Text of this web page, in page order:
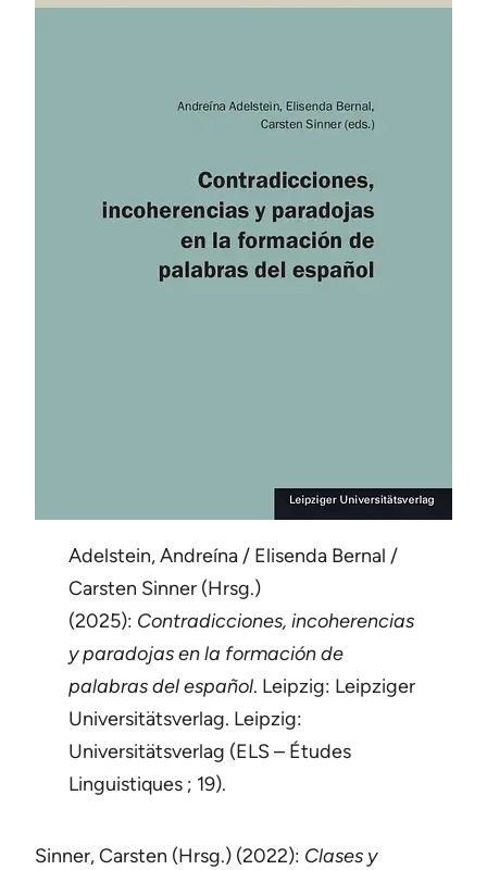
Adelstein, Andreína / Elisenda Bernal /
Carsten Sinner (Hrsg.)
(2025): Contradicciones, incoherencias
y paradojas en la formación de
palabras del español. Leipzig: Leipziger
Universitätsverlag. Leipzig:
Universitätsverlag (ELS – Études
Linguistiques ; 19).
Sinner, Carsten (Hrsg.) (2022): Clases y